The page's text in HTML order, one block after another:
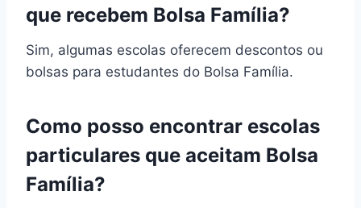
que recebem Bolsa Família?
Sim, algumas escolas oferecem descontos ou
bolsas para estudantes do Bolsa Família.
Como posso encontrar escolas
particulares que aceitam Bolsa
Família?